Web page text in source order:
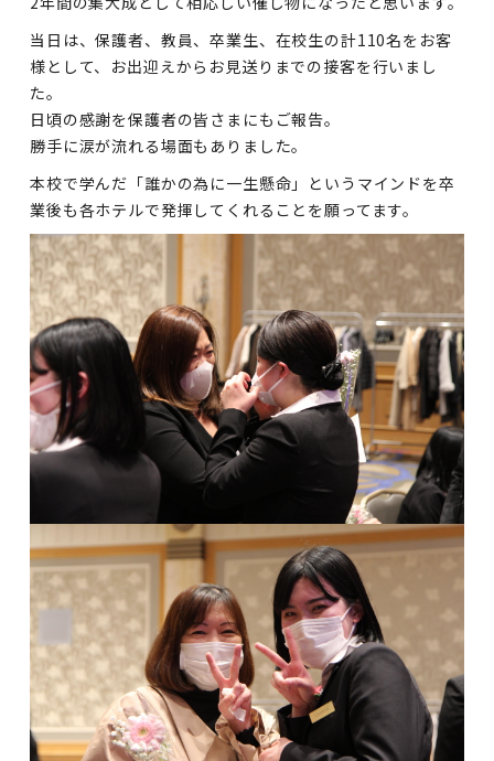
当日は、保護者、教員、卒業生、在校生の計110名をお客
様として、お出迎えからお見送りまでの接客を行いまし
た。
日頃の感謝を保護者の皆さまにもご報告。
勝手に涙が流れる場面もありました。
本校で学んだ「誰かの為に一生懸命」というマインドを卒
業後も各ホテルで発揮してくれることを願ってます。